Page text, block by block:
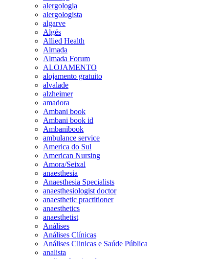
alergologia
alergologista
algarve
Algés
Allied Health
Almada
Almada Forum
ALOJAMENTO
alojamento gratuito
alvalade
alzheimer
amadora
Ambani book
Ambani book id
Ambanibook
ambulance service
America do Sul
American Nursing
Amora/Seixal
anaesthesia
Anaesthesia Specialists
anaesthesiologist doctor
anaesthetic practitioner
anaesthetics
anaesthetist
Análises
Análises Clínicas
Análises Clinicas e Saúde Pública
analista